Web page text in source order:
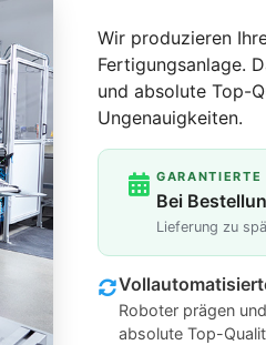
Wir produzieren
Fertigungsanlage.
und absolute Top-
Ungenauigkeiten.
GARANTIERTE
Bei
Lieferung zu
Roboter prägen
absolute Top-